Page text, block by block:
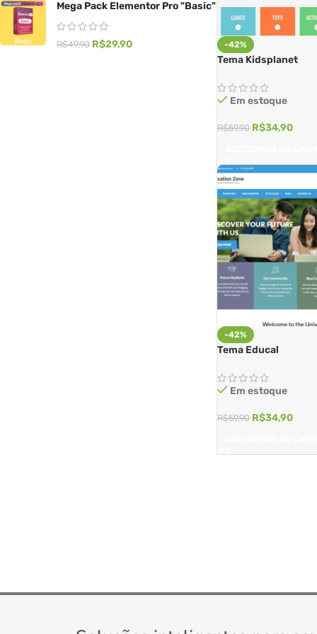
Mega Pack Elementor Pro "Basic"
R$49,90 R$29,90 -42%
Tema Kidsplanet
Em estoque
R$59,90 R$34,90
-42%
Tema Educal
Em estoque
R$59,90 R$34,90